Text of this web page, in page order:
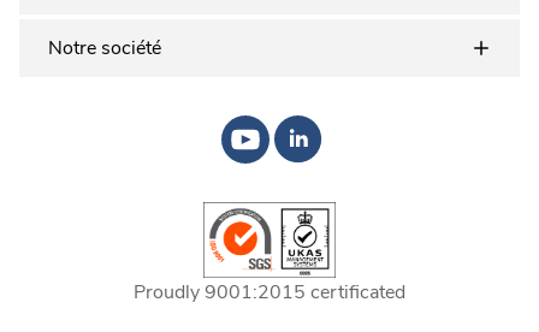
Notre société
Proudly 9001:2015 certificated